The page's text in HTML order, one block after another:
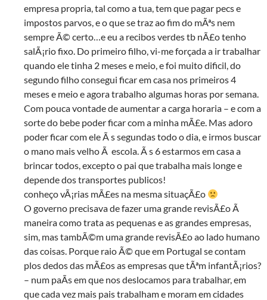
empresa propria, tal como a tua, tem que pagar pecs e
impostos parvos, e o que se traz ao fim do mÃªs nem
sempre Ã© certo…e eu a recibos verdes tb nÃ£o tenho
salÃ¡rio fixo. Do primeiro filho, vi-me forçada a ir trabalhar
quando ele tinha 2 meses e meio, e foi muito dificil, do
segundo filho consegui ficar em casa nos primeiros 4
meses e meio e agora trabalho algumas horas por semana.
Com pouca vontade de aumentar a carga horaria – e com a
sorte do bebe poder ficar com a minha mÃ£e. Mas adoro
poder ficar com ele Ã s segundas todo o dia, e irmos buscar
o mano mais velho Ã escola. Ã s 6 estarmos em casa a
brincar todos, excepto o pai que trabalha mais longe e
depende dos transportes publicos!
conheço vÃ¡rias mÃ£es na mesma situaçÃ£o
O governo precisava de fazer uma grande revisÃ£o Ã
maneira como trata as pequenas e as grandes empresas,
sim, mas tambÃ©m uma grande revisÃ£o ao lado humano
das coisas. Porque raio Ã© que em Portugal se contam
plos dedos das mÃ£os as empresas que tÃªm infantÃ¡rios?
– num paÃ­s em que nos deslocamos para trabalhar, em
que cada vez mais pais trabalham e moram em cidades